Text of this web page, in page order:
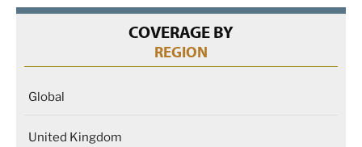
COVERAGE BY
REGION
Global
United Kingdom